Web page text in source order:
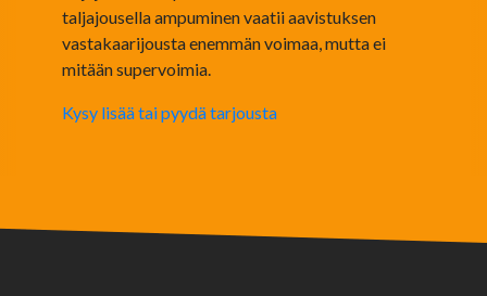
taljajousella ampuminen vaatii aavistuksen
vastakaarijousta enemmän voimaa, mutta ei
mitään supervoimia.
Kysy lisää tai pyydä tarjousta